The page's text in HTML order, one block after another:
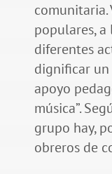
comunitaria.
populares, a
diferentes
dignificar un
apoyo
música”.
grupo hay,
obreros de